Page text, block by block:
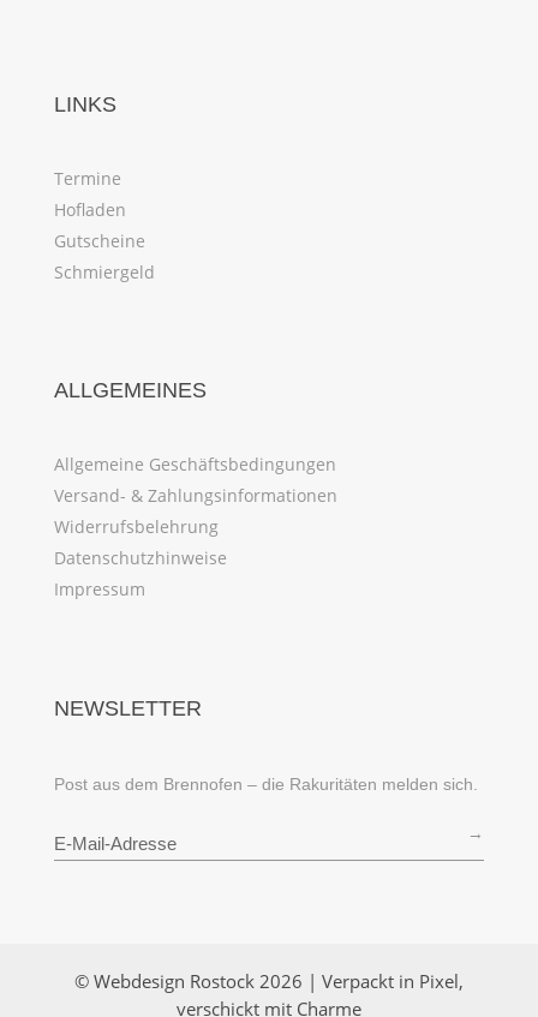
LINKS
Termine
Hofladen
Gutscheine
Schmiergeld
ALLGEMEINES
Allgemeine Geschäftsbedingungen
Versand- & Zahlungsinformationen
Widerrufsbelehrung
Datenschutzhinweise
Impressum
NEWSLETTER
Post aus dem Brennofen – die Rakuritäten melden sich.
→
© Webdesign Rostock 2026 | Verpackt in Pixel,
verschickt mit Charme